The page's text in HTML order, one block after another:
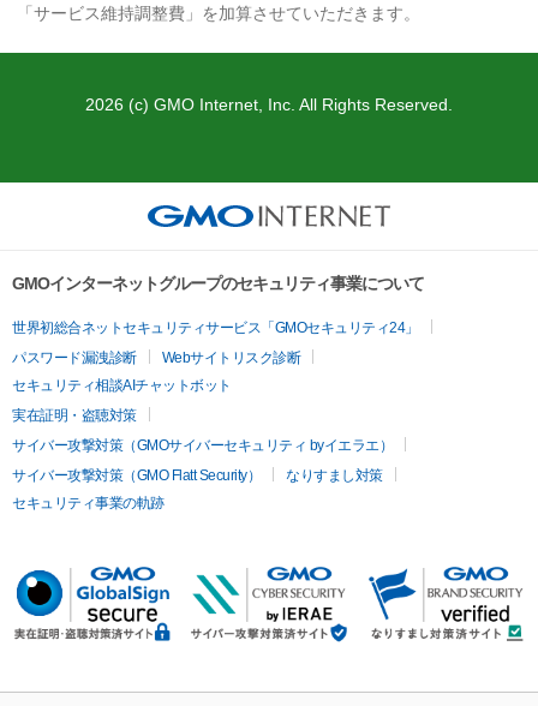
「サービス維持調整費」を加算させていただきます。
2026 (c) GMO Internet, Inc. All Rights Reserved.
GMOインターネットグループのセキュリティ事業について
世界初総合ネットセキュリティサービス「GMOセキュリティ24」
パスワード漏洩診断
Webサイトリスク診断
セキュリティ相談AIチャットボット
実在証明・盗聴対策
サイバー攻撃対策（GMOサイバーセキュリティ byイエラエ）
サイバー攻撃対策（GMO Flatt Security）
なりすまし対策
セキュリティ事業の軌跡